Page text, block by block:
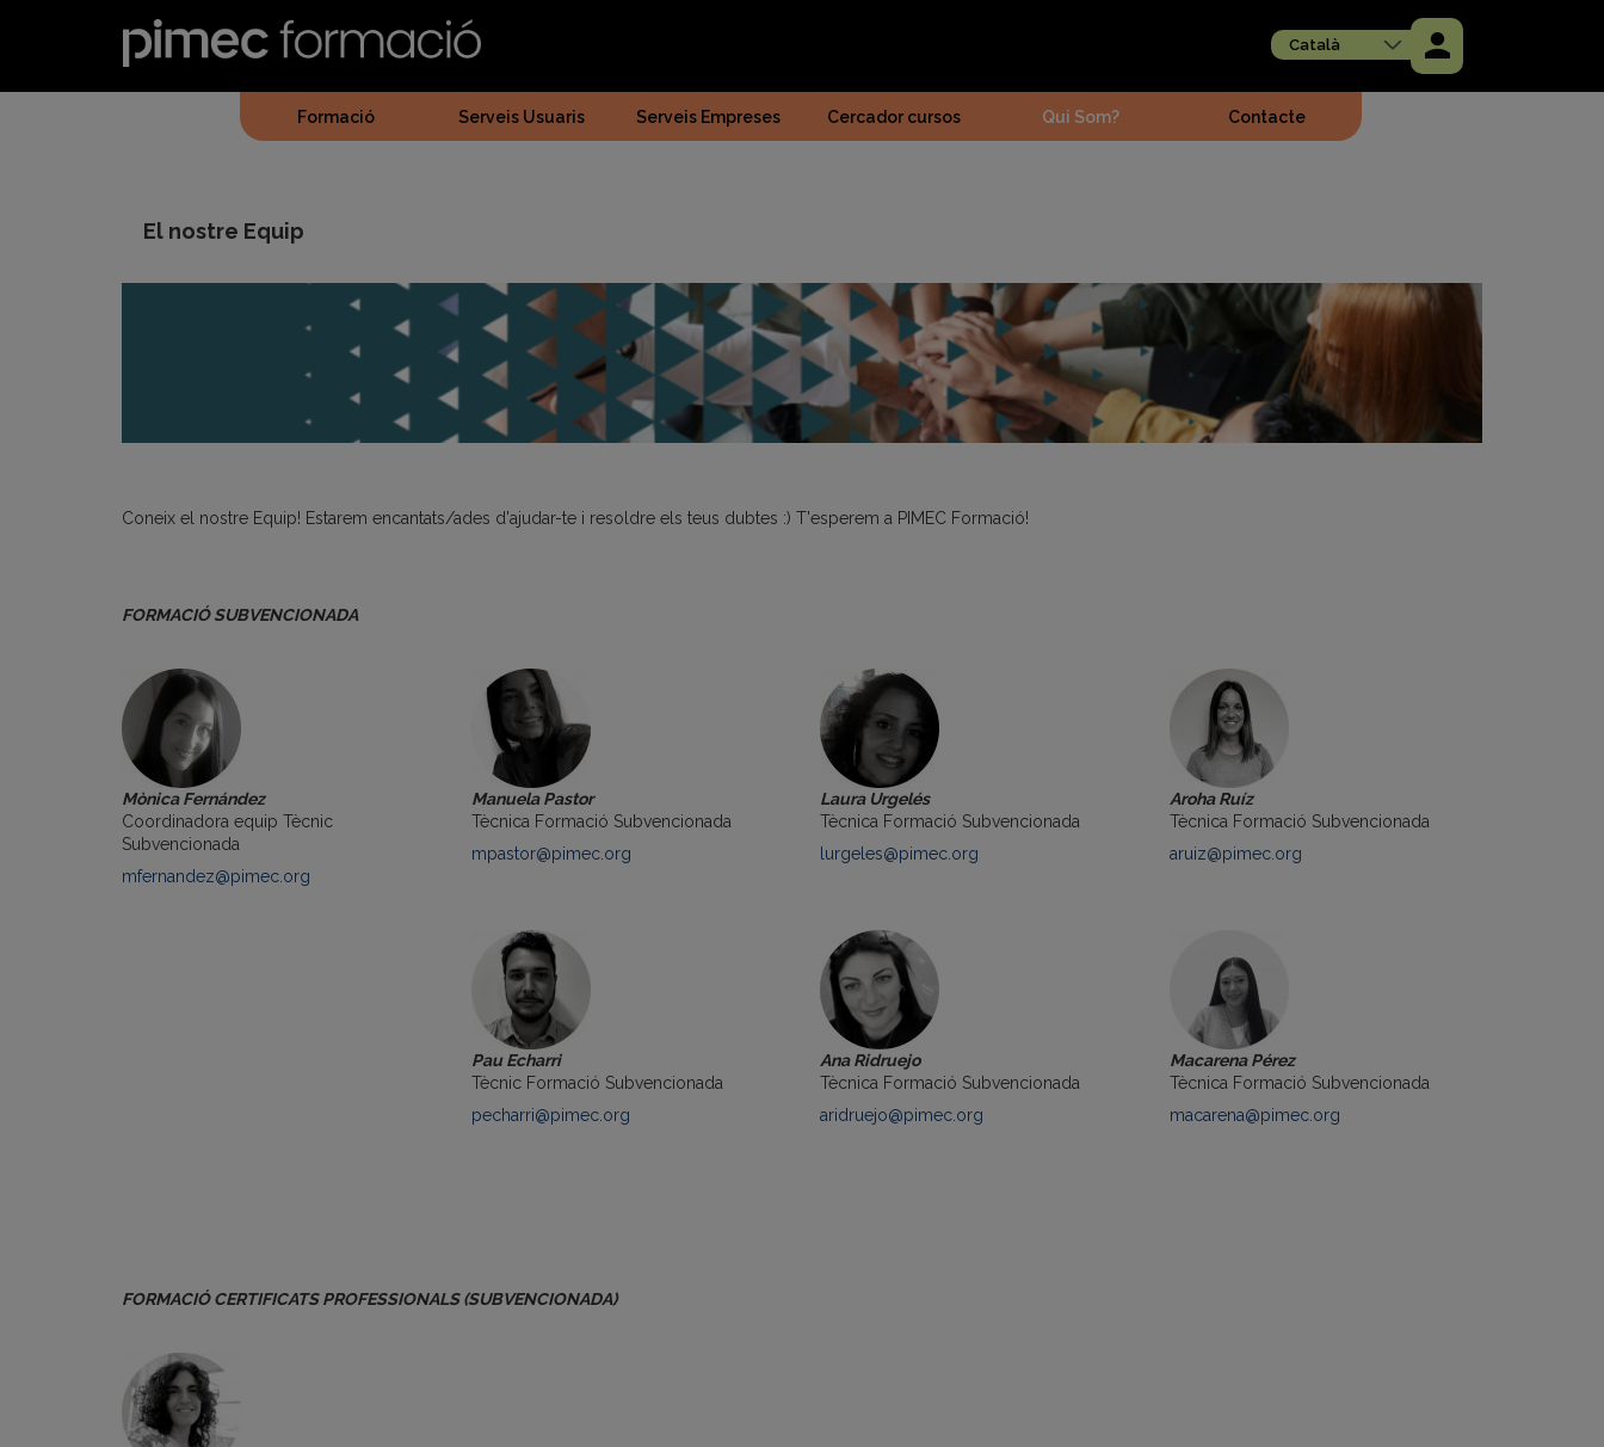
Català
Formació Serveis Usuaris Serveis Empreses Cercador cursos Qui Som? Contacte
El nostre Equip
Coneix el nostre Equip! Estarem encantats/ades d'ajudar-te i resoldre els teus dubtes :) T'esperem a PIMEC Formació!
FORMACIÓ SUBVENCIONADA
Mònica Fernández
Coordinadora equip Tècnic
Subvencionada
mfernandez@pimec.org
Manuela Pastor
Tècnica Formació Subvencionada
mpastor@pimec.org
Laura Urgelés
Tècnica Formació Subvencionada
lurgeles@pimec.org
Aroha Ruíz
Tècnica Formació Subvencionada
aruiz@pimec.org
Pau Echarri
Tècnic Formació Subvencionada
pecharri@pimec.org
Ana Ridruejo
Tècnica Formació Subvencionada
aridruejo@pimec.org
Macarena Pérez
Tècnica Formació Subvencionada
macarena@pimec.org
FORMACIÓ CERTIFICATS PROFESSIONALS (SUBVENCIONADA)